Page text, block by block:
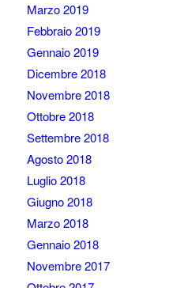
Marzo 2019
Febbraio 2019
Gennaio 2019
Dicembre 2018
Novembre 2018
Ottobre 2018
Settembre 2018
Agosto 2018
Luglio 2018
Giugno 2018
Marzo 2018
Gennaio 2018
Novembre 2017